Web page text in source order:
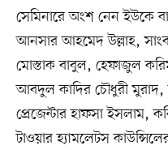
সেমিনারে অংশ নেন ইউকে
আনসার আহমেদ উল্লাহ,
মোস্তাক বাবুল, হেফাজুল
আবদুল কাদির চৌধুরী
প্রেজেন্টার হাফসা ইসলাম,
টাওয়ার হ্যামলেটস